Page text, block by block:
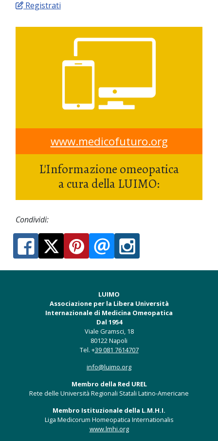
Registrati
www.medicofuturo.org
L'Informazione omeopatica
a cura della LUIMO:
Condividi:
LUIMO
Associazione per la Libera Università
Internazionale di Medicina Omeopatica
Dal 1954
Viale Gramsci, 18
80122 Napoli
Tel. +39 081 7614707
info@luimo.org
Membro della Red UREL
Rete delle Università Regionali Statali Latino-Americane
Membro Istituzionale della L.M.H.I.
Liga Medicorum Homeopatica Internationalis
www.lmhi.org